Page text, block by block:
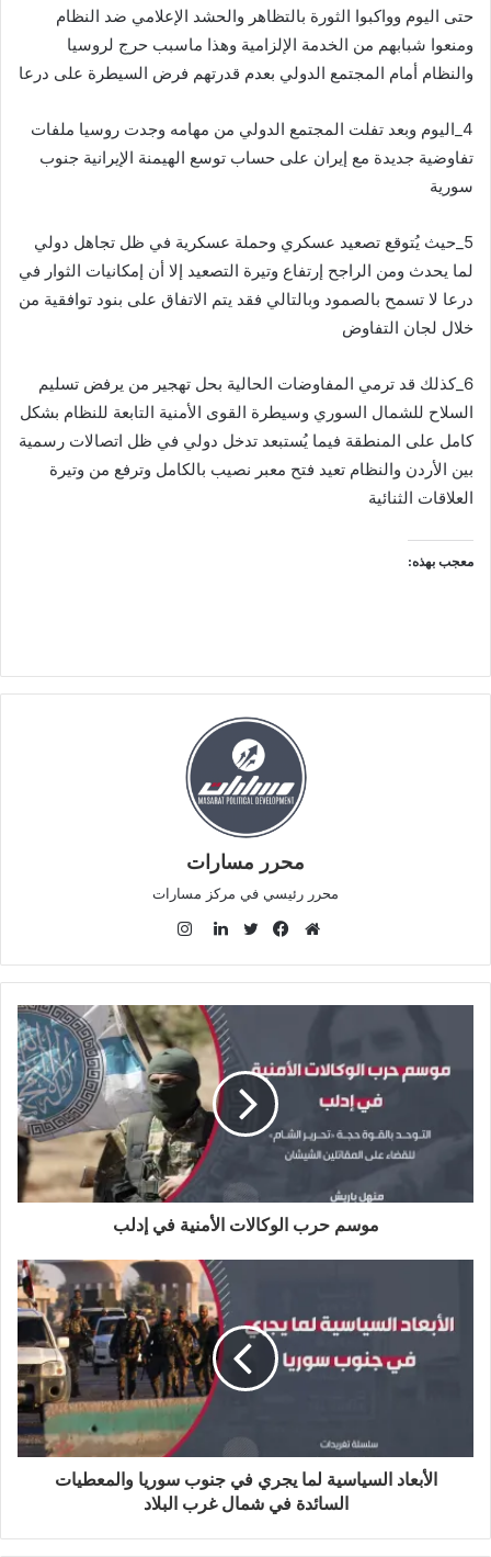
حتى اليوم وواكبوا الثورة بالتظاهر والحشد الإعلامي ضد النظام
ومنعوا شبابهم من الخدمة الإلزامية وهذا ماسبب حرج لروسيا
والنظام أمام المجتمع الدولي بعدم قدرتهم فرض السيطرة على درعا
4_اليوم وبعد تفلت المجتمع الدولي من مهامه وجدت روسيا ملفات
تفاوضية جديدة مع إيران على حساب توسع الهيمنة الإيرانية جنوب
سورية
5_حيث يُتوقع تصعيد عسكري وحملة عسكرية في ظل تجاهل دولي
لما يحدث ومن الراجح إرتفاع وتيرة التصعيد إلا أن إمكانيات الثوار في
درعا لا تسمح بالصمود وبالتالي فقد يتم الاتفاق على بنود توافقية من
خلال لجان التفاوض
6_كذلك قد ترمي المفاوضات الحالية بحل تهجير من يرفض تسليم
السلاح للشمال السوري وسيطرة القوى الأمنية التابعة للنظام بشكل
كامل على المنطقة فيما يُستبعد تدخل دولي في ظل اتصالات رسمية
بين الأردن والنظام تعيد فتح معبر نصيب بالكامل وترفع من وتيرة
العلاقات الثنائية
معجب بهذه:
محرر مسارات
محرر رئيسي في مركز مسارات
و
ق
ا
ي
ب
ي
س
و
ك
و
ي
ي
ن
ك
إ
ن
س
ت
ق
ر
ا
م
موسم حرب الوكالات الأمنية في إدلب
الأبعاد السياسية لما يجري في جنوب سوريا والمعطيات
السائدة في شمال غرب البلاد